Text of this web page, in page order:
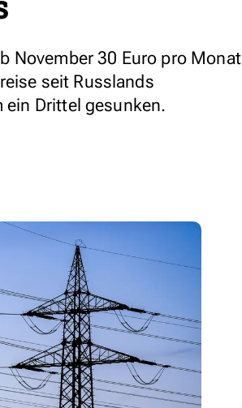
November 30 Euro pro Monat
seit Russlands
ein Drittel gesunken.